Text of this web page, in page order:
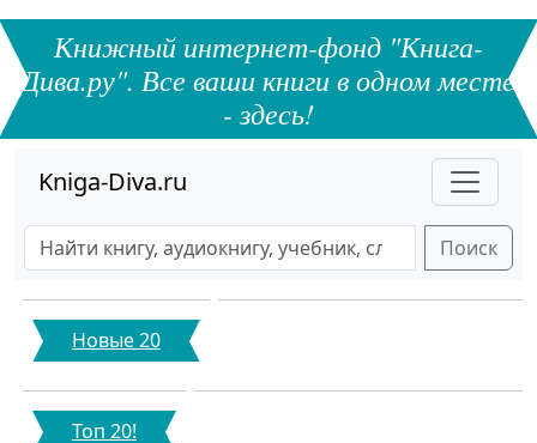
Книжный интернет-фонд "Книга-
Дива.ру". Все ваши книги в одном месте
- здесь!
Kniga-Diva.ru
Поиск
Новые 20
Топ 20!